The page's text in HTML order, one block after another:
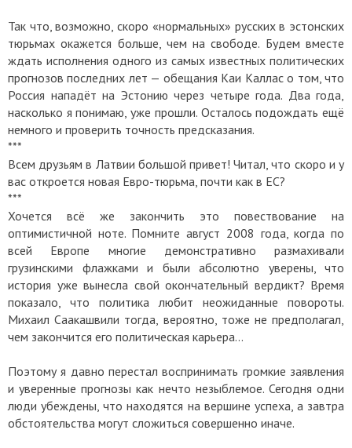
Так что, возможно, скоро «нормальных» русских в эстонских
тюрьмах окажется больше, чем на свободе. Будем вместе
ждать исполнения одного из самых известных политических
прогнозов последних лет — обещания Каи Каллас о том, что
Россия нападёт на Эстонию через четыре года. Два года,
насколько я понимаю, уже прошли. Осталось подождать ещё
немного и проверить точность предсказания.
***
Всем друзьям в Латвии большой привет! Читал, что скоро и у
вас откроется новая Евро-тюрьма, почти как в ЕС?
***
Хочется всё же закончить это повествование на
оптимистичной ноте. Помните август 2008 года, когда по
всей Европе многие демонстративно размахивали
грузинскими флажками и были абсолютно уверены, что
история уже вынесла свой окончательный вердикт? Время
показало, что политика любит неожиданные повороты.
Михаил Саакашвили тогда, вероятно, тоже не предполагал,
чем закончится его политическая карьера…
Поэтому я давно перестал воспринимать громкие заявления
и уверенные прогнозы как нечто незыблемое. Сегодня одни
люди убеждены, что находятся на вершине успеха, а завтра
обстоятельства могут сложиться совершенно иначе.